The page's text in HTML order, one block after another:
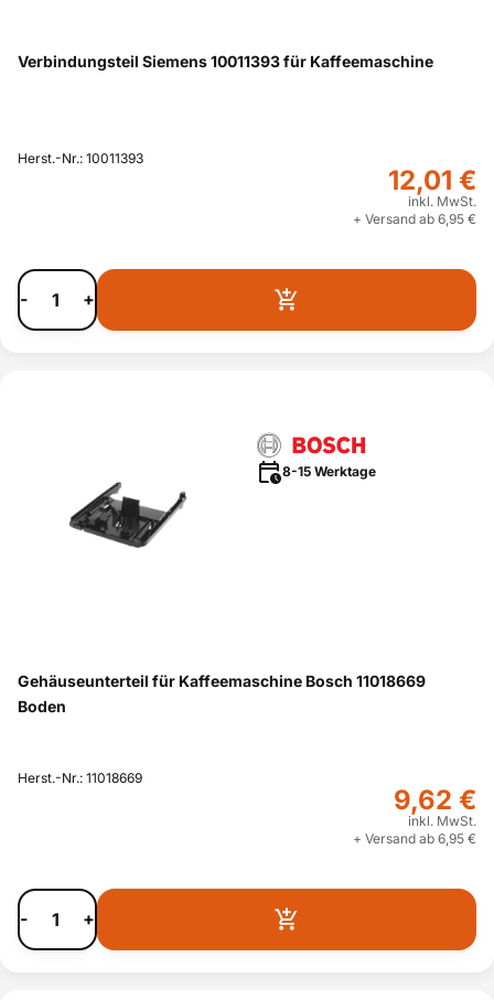
Verbindungsteil Siemens 10011393 für Kaffeemaschine
Herst.-Nr.: 10011393
12,01 €
inkl. MwSt.
+ Versand ab 6,95 €
- +
8-15 Werktage
Gehäuseunterteil für Kaffeemaschine Bosch 11018669
Boden
Herst.-Nr.: 11018669
9,62 €
inkl. MwSt.
+ Versand ab 6,95 €
- +